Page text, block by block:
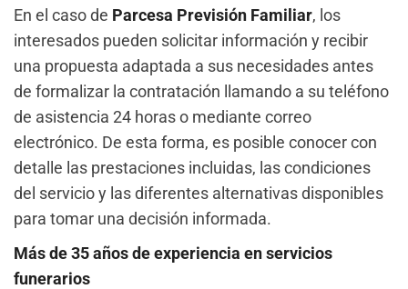
En el caso de Parcesa Previsión Familiar, los
interesados pueden solicitar información y recibir
una propuesta adaptada a sus necesidades antes
de formalizar la contratación llamando a su teléfono
de asistencia 24 horas o mediante correo
electrónico. De esta forma, es posible conocer con
detalle las prestaciones incluidas, las condiciones
del servicio y las diferentes alternativas disponibles
para tomar una decisión informada.
Más de 35 años de experiencia en servicios
funerarios